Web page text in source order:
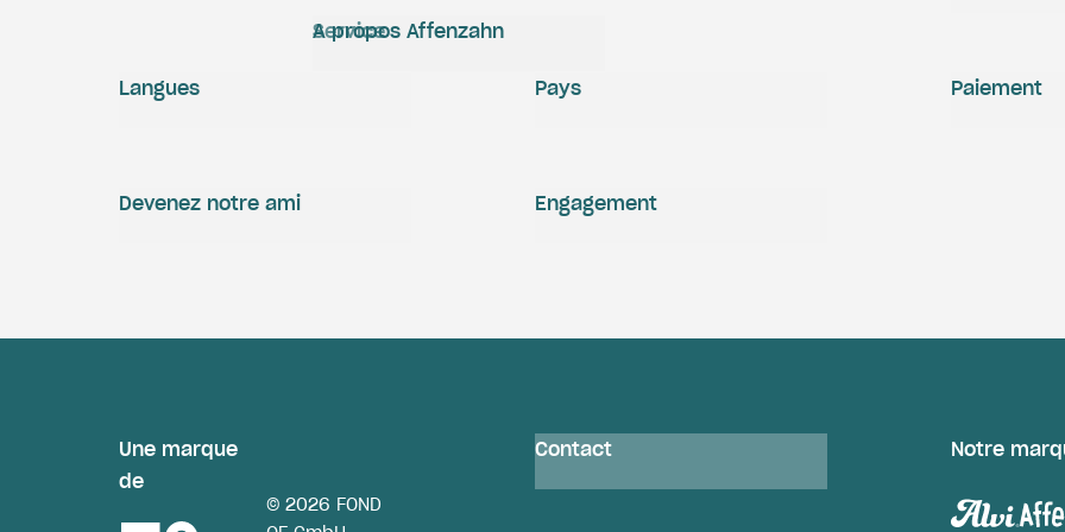
Service
A propos Affenzahn
Paiement
Engagement
Devenez notre ami
Langues Pays
Une marque
de
© 2026 FOND
Contact Notre